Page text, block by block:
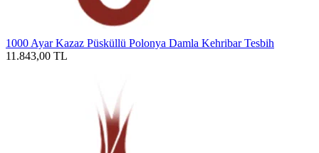
1000 Ayar Kazaz Püsküllü Polonya Damla Kehribar Tesbih
11.843,00 TL